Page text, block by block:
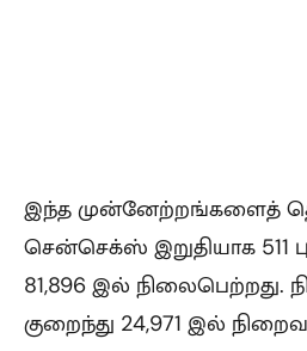
இந்த முன்னேற்றங்களைத்
சென்செக்ஸ் இறுதியாக 511
81,896 இல் நிலைபெற்றது.
குறைந்து 24,971 இல்